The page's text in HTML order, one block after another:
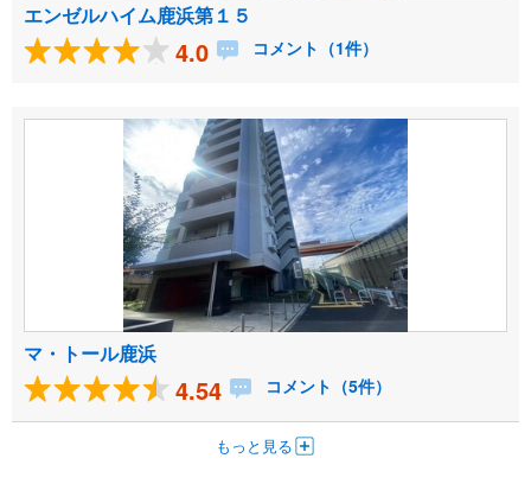
エンゼルハイム鹿浜第１５
4.0 コメント（1件）
マ・トール鹿浜
4.54 コメント（5件）
もっと見る